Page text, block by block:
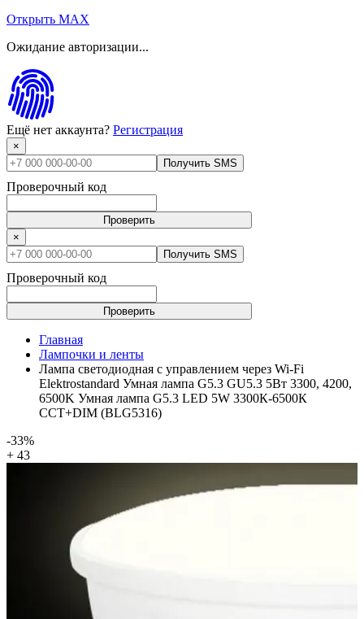
Открыть MAX
Ожидание авторизации...
Ещё нет аккаунта? Регистрация
×
Получить SMS
Проверочный код
Проверить
×
Получить SMS
Проверочный код
Проверить
Главная
Лампочки и ленты
Лампа светодиодная с управлением через Wi-Fi
Elektrostandard Умная лампа G5.3 GU5.3 5Вт 3300, 4200,
6500K Умная лампа G5.3 LED 5W 3300К-6500К
CCT+DIM (BLG5316)
-33%
+ 43